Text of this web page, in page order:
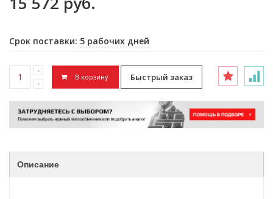
Срок поставки: 5 рабочих дней
В корзину Быстрый заказ
Описание